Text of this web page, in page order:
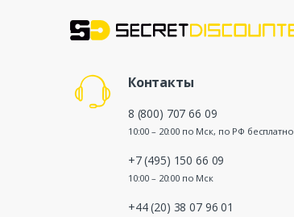
Контакты
8 (800) 707 66 09
10:00 – 20:00 по Мск, по РФ бесплатно
+7 (495) 150 66 09
10:00 – 20:00 по Мск
+44 (20) 38 07 96 01